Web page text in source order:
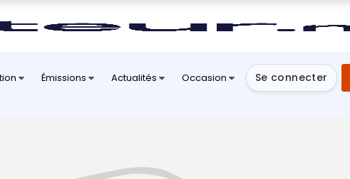
Émissions Actualités Occasion Se connecter